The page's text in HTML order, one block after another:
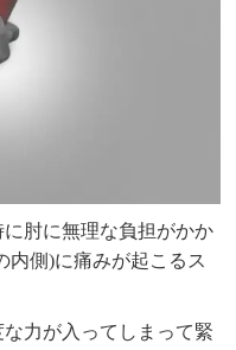
肘に無理な負担がかか
内側)に痛みが起こるス
力が入ってしまって緊